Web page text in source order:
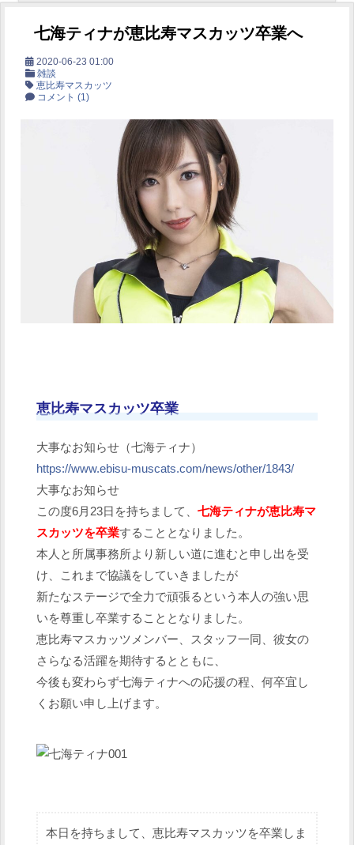
瀬戸環奈さんのガラス押し付けおっぱいがメチャシコ
金松季歩 大停電の夜に女上司と二人きり…熱い吐息に
FANZAで夏の動画50％OFFキャンペーン第4弾が始まった
【朗報】膣内● 爆乳爆尻ストーカーに●されて毎日ガチ
七海ティナが恵比寿マスカッツ卒業へ
2020-06-23 01:00
雑談
恵比寿マスカッツ
コメント (1)
恵比寿マスカッツ卒業
大事なお知らせ（七海ティナ）
https://www.ebisu-muscats.com/news/other/1843/
大事なお知らせ
この度6月23日を持ちまして、 七海ティナが恵比寿マ
スカッツを卒業することとなりました。
本人と所属事務所より新しい道に進むと申し出を受
け、これまで協議をしていきましたが
新たなステージで全力で頑張るという本人の強い思
いを尊重し卒業することとなりました。
恵比寿マスカッツメンバー、スタッフ一同、彼女の
さらなる活躍を期待するとともに、
今後も変わらず七海ティナへの応援の程、何卒宜し
くお願い申し上げます。
本日を持ちまして、恵比寿マスカッツを卒業しま